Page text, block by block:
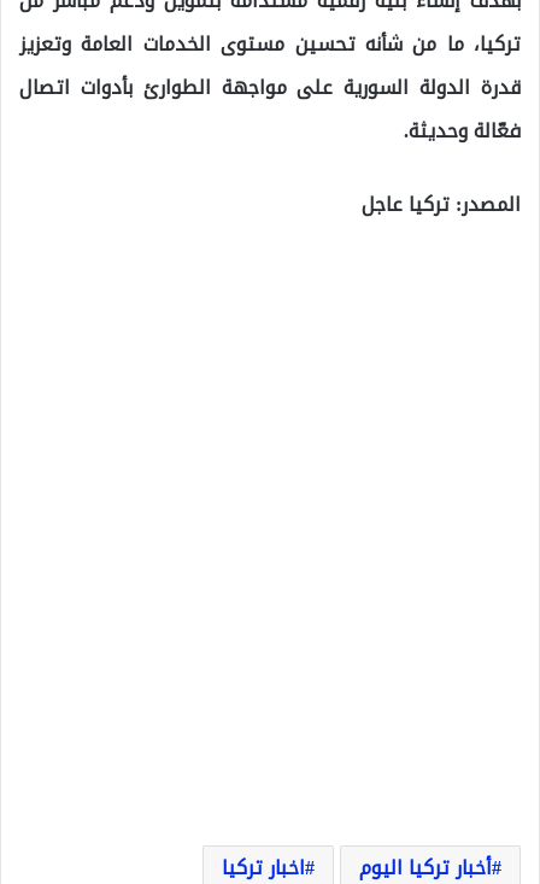
تركيا، ما من شأنه تحسين مستوى الخدمات العامة وتعزيز
قدرة الدولة السورية على مواجهة الطوارئ بأدوات اتصال
فعّالة وحديثة.
المصدر: تركيا عاجل
أخبار تركيا اليوم
اخبار تركيا